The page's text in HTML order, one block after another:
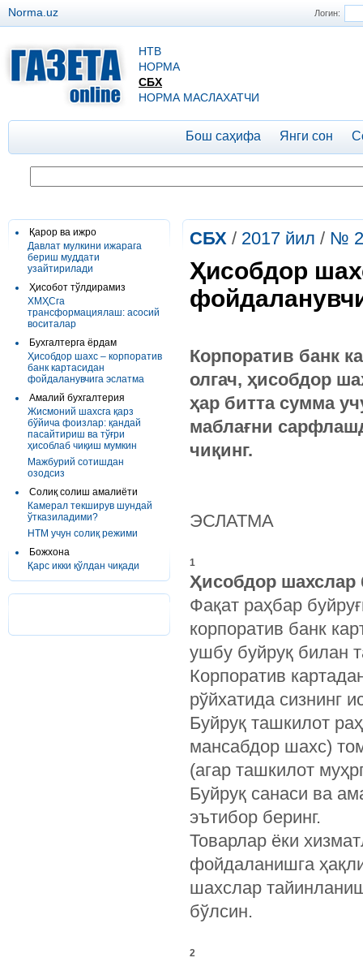
Логин:
Norma.uz
НТВ
НОРМА
СБХ
НОРМА МАСЛАХАТЧИ
Бош саҳифа Янги сон
Қарор ва ижро
Давлат мулкини ижарага
бериш муддати
узайтирилади
Ҳисобот тўлдирамиз
ХМҲСга
трансформациялаш: асосий
воситалар
Бухгалтерга ёрдам
Ҳисобдор шахс – корпоратив
банк картасидан
фойдаланувчига эслатма
Амалий бухгалтерия
Жисмоний шахсга қарз
бўйича фоизлар: қандай
пасайтириш ва тўғри
ҳисоблаб чиқиш мумкин
Мажбурий сотишдан
озодсиз
Солиқ солиш амалиёти
Камерал текширув шундай
ўтказиладими?
НТМ учун солиқ режими
Божхона
Қарс икки қўлдан чиқади
СБХ / 2017 йил / №
Ҳисобдор
Корпоратив банк
олгач, ҳисобдор
ҳар битта сумма
маблағни
чиқинг.
ЭСЛАТМА
1
Ҳисобдор шахслар
Фақат раҳбар
корпоратив банк
ушбу буйруқ билан
Корпоратив
рўйхатида сизнинг
Буйруқ ташкилот
мансабдор шахс)
(агар ташкилот
Буйруқ санаси ва
эътибор беринг.
Товарлар ёки
фойдаланишга
шахслар
бўлсин.
2